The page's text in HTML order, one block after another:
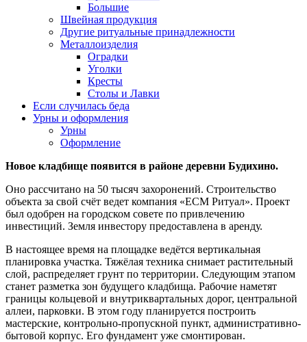
Большие
Швейная продукция
Другие ритуальные принадлежности
Металлоизделия
Оградки
Уголки
Кресты
Столы и Лавки
Если случилась беда
Урны и оформления
Урны
Оформление
Новое кладбище появится в районе деревни Будихино.
Оно рассчитано на 50 тысяч захоронений. Строительство
объекта за свой счёт ведет компания «ЕСМ Ритуал». Проект
был одобрен на городском совете по привлечению
инвестиций. Земля инвестору предоставлена в аренду.
В настоящее время на площадке ведётся вертикальная
планировка участка. Тяжёлая техника снимает растительный
слой, распределяет грунт по территории. Следующим этапом
станет разметка зон будущего кладбища. Рабочие наметят
границы кольцевой и внутриквартальных дорог, центральной
аллеи, парковки. В этом году планируется построить
мастерские, контрольно-пропускной пункт, административно-
бытовой корпус. Его фундамент уже смонтирован.